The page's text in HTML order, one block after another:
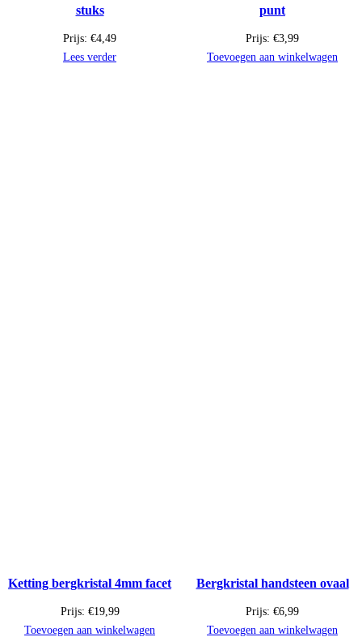
stuks
Prijs: €4,49
Lees verder
punt
Prijs: €3,99
Toevoegen aan winkelwagen
Ketting bergkristal 4mm facet
Prijs: €19,99
Toevoegen aan winkelwagen
Bergkristal handsteen ovaal
Prijs: €6,99
Toevoegen aan winkelwagen